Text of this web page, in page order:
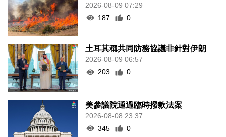
2026-08-09 07:29
187
0
土耳其稱共同防務協議非針對伊朗
2026-08-09 06:57
203
0
美參議院通過臨時撥款法案
2026-08-08 23:37
345
0